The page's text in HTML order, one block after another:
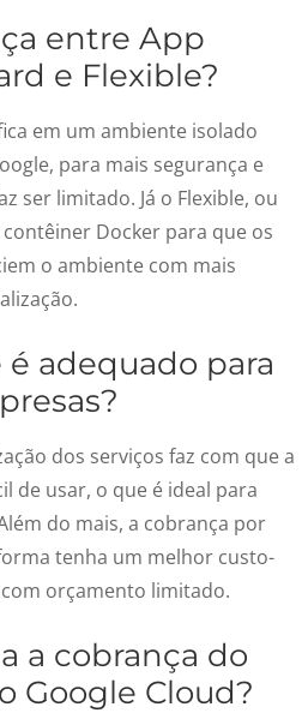
entre App
e Flexible?
em um ambiente isolado
para mais segurança e
ser limitado. Já o Flexible, ou
Docker para que os
o ambiente com mais
adequado para
dos serviços faz com que a
de usar, o que é ideal para
do mais, a cobrança por
tenha um melhor custo-
orçamento limitado.
a cobrança do
Google Cloud?